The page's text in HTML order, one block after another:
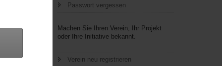
Passwort vergessen
Machen Sie Ihren Verein, Ihr Projekt
oder Ihre Initiative bekannt.
Verein neu registrieren